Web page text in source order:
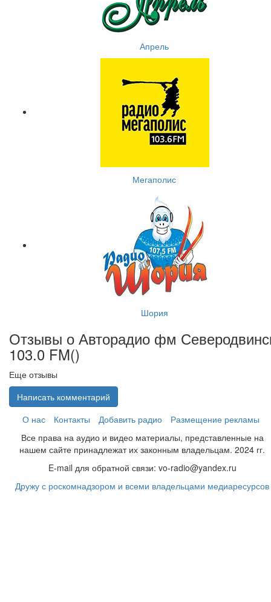
Апрель
Мегаполис
Шория
Отзывы о Авторадио фм
103.0 FM()
Еще отзывы
Написать комментарий
О нас
Контакты Добавить радио
Размещение рекламы
Все права на аудио и видео материалы, представленные на
нашем сайте принадлежат их законным владельцам. 2024 гг.
E-mail для обратной связи: vo-radio@yandex.ru
Дружу с роскомнадзором и всеми владельцами медиаресурсов